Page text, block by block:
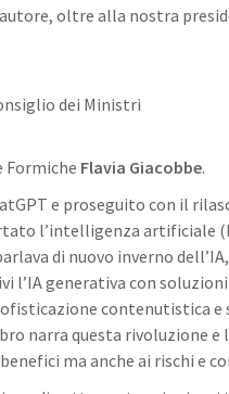
oltre alla nostra
dei Ministri
Formiche Flavia Giacobbe.
e proseguito con il
l’intelligenza artificiale
di nuovo inverno
l’IA generativa con
contenutistica
narra questa rivoluzione
ma anche ai rischi e